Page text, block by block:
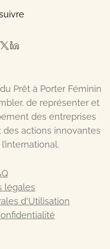
Prêt à Porter Féminin
de représenter et
des entreprises
actions innovantes
légales
d'Utilisation